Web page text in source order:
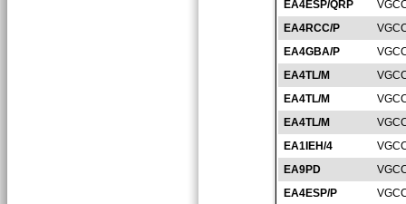
EA4ESP/QRP
EA4RCC/P
EA4GBA/P
EA4TL/M
EA4TL/M
EA4TL/M
EA1IEH/4
EA9PD
EA4ESP/P